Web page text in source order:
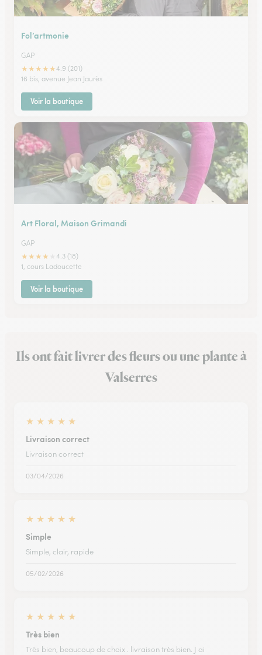
Fol’artmonie
GAP
★★★★★4.9 (201)
16 bis, avenue Jean Jaurès
Voir la boutique
Art Floral, Maison Grimandi
GAP
★★★★
4.3 (18)
1, cours Ladoucette
Voir la boutique
Ils ont fait livrer des fleurs ou une plante à
Valserres
★ ★ ★ ★ ★
Livraison correct
Livraison correct
03/04/2026
★ ★ ★ ★ ★
Simple
Simple, clair, rapide
05/02/2026
★ ★ ★ ★ ★
Très bien
Très bien, beaucoup de choix . livraison très bien. J ai